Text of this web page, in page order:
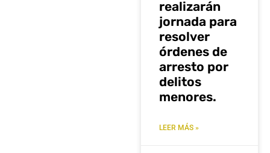
realizarán
jornada para
resolver
órdenes de
arresto por
delitos
menores.
LEER MÁS »